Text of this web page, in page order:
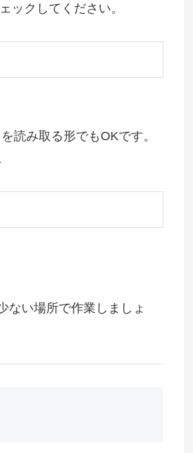
ックしてください。
読み取る形でもOKです。
ない場所で作業しましょ